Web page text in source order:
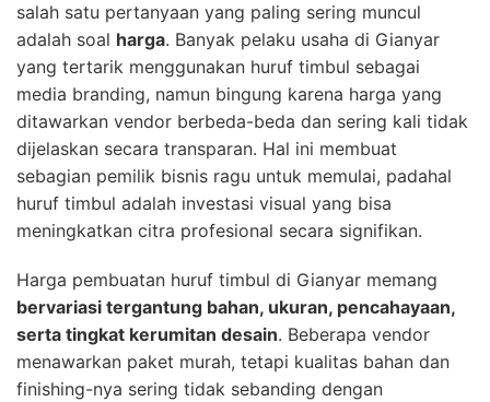
salah satu pertanyaan yang paling sering muncul
adalah soal harga. Banyak pelaku usaha di Gianyar
yang tertarik menggunakan huruf timbul sebagai
media branding, namun bingung karena harga yang
ditawarkan vendor berbeda-beda dan sering kali tidak
dijelaskan secara transparan. Hal ini membuat
sebagian pemilik bisnis ragu untuk memulai, padahal
huruf timbul adalah investasi visual yang bisa
meningkatkan citra profesional secara signifikan.
Harga pembuatan huruf timbul di Gianyar memang
bervariasi tergantung bahan, ukuran, pencahayaan,
serta tingkat kerumitan desain. Beberapa vendor
menawarkan paket murah, tetapi kualitas bahan dan
finishing-nya sering tidak sebanding dengan